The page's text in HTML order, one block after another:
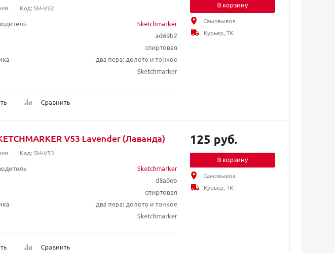
Код: SM-V62
Sketchmarker
ad69b2
спиртовая
два пера: долото и тонкое
Sketchmarker
Сравнить
В корзину
Самовывоз
Курьер, ТК
V53 Lavender (Лаванда)
Код: SM-V53
Sketchmarker
d8a0eb
спиртовая
два пера: долото и тонкое
Sketchmarker
Сравнить
125 руб.
В корзину
Самовывоз
Курьер, ТК